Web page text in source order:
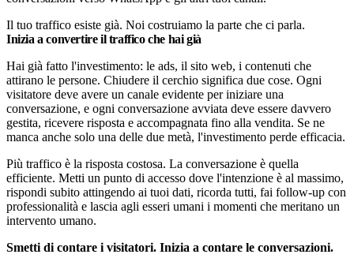
Il tuo traffico esiste già. Noi costruiamo la parte che ci parla.
Inizia a convertire il traffico che hai già
Hai già fatto l'investimento: le ads, il sito web, i contenuti che
attirano le persone. Chiudere il cerchio significa due cose. Ogni
visitatore deve avere un canale evidente per iniziare una
conversazione, e ogni conversazione avviata deve essere davvero
gestita, ricevere risposta e accompagnata fino alla vendita. Se ne
manca anche solo una delle due metà, l'investimento perde efficacia.
Più traffico è la risposta costosa. La conversazione è quella
efficiente. Metti un punto di accesso dove l'intenzione è al massimo,
rispondi subito attingendo ai tuoi dati, ricorda tutti, fai follow-up con
professionalità e lascia agli esseri umani i momenti che meritano un
intervento umano.
Smetti di contare i visitatori. Inizia a contare le conversazioni.